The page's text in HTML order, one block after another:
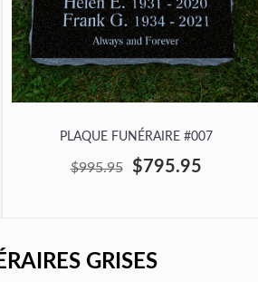
PLAQUE FUNÉRAIRE #007
$995.95 $795.95
GRISES